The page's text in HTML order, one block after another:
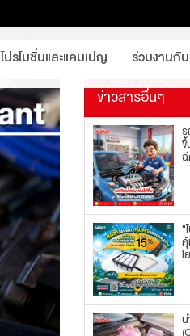
โปรโมชั่นและแคมเปญ ร่วมงานกับ
ข่าวสารอื่นๆ
"